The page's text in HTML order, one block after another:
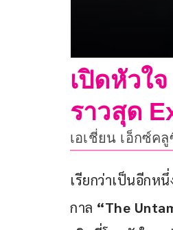
เปิดหัวใ
ราวสุด
เอเชี่ยน เอ็กซ์ค
เรียกว่าเป็นอีกห
กาล “The